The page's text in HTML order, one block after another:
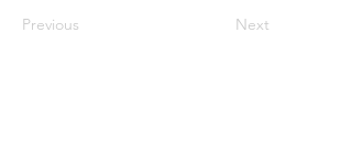
Previous Next